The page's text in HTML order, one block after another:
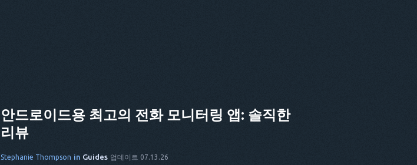
안드로이드용 최고의 전화 모니터링 앱: 솔직한
리뷰
Stephanie Thompson in Guides 업데이트 07.13.26